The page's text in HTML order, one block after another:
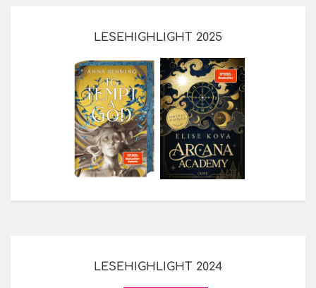
LESEHIGHLIGHT 2025
LESEHIGHLIGHT 2024